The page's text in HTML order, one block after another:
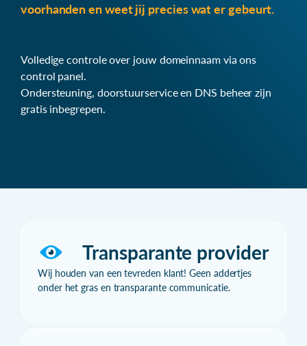
voorhanden en weet jij precies wat er gebeurt.
Volledige controle over jouw domeinnaam via ons
control panel.
Ondersteuning, doorstuurservice en DNS beheer zijn
gratis inbegrepen.
Transparante provider
Wij houden van een tevreden klant! Geen addertjes
onder het gras en transparante communicatie.